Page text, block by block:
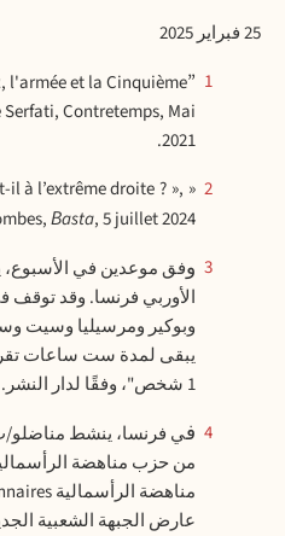
25فبراير 2025
1
Contretemps, Mai
2021.
2
il à l’extrême droite ? »,
Basta, 5 juillet 2024
3 وفق موعدين في الأسبوع، يجوب النائب البرلماني
الأوربي فرنسا. وقد توقف
وبوكير ومرسيليا وسيت
1 شخص"، وفقًا لدار النشر.
4 في فرنسا، ينشط مناضلو/ت الأممية الرابعة في كل
عارض الجبهة الشعبية